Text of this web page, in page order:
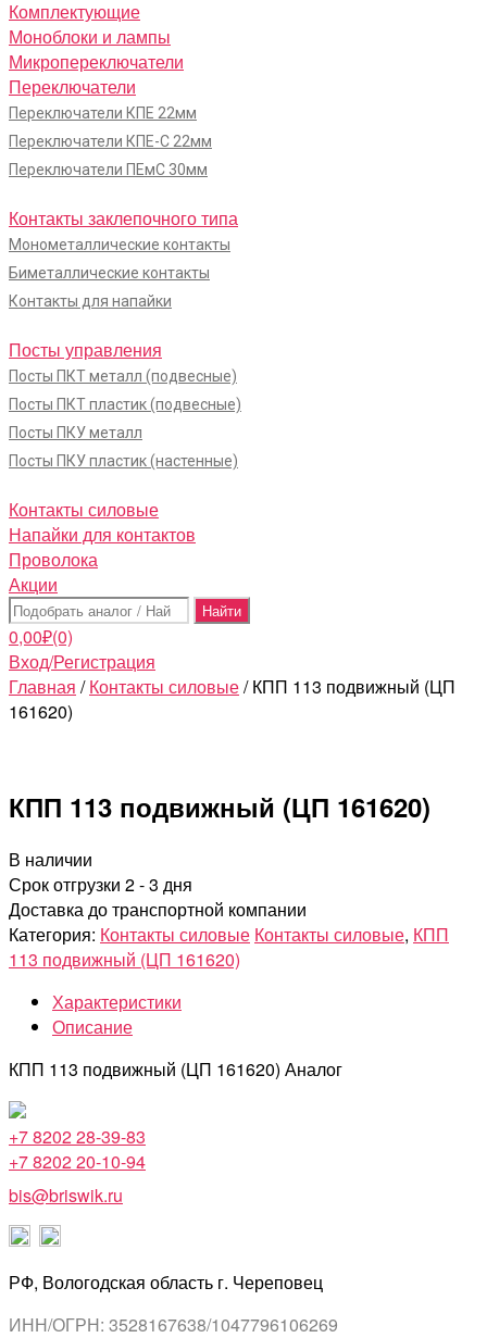
Комплектующие
Моноблоки и лампы
Микропереключатели
Переключатели
Переключатели КПЕ 22мм
Переключатели КПЕ-С 22мм
Переключатели ПЕмС 30мм
Контакты заклепочного типа
Монометаллические контакты
Биметаллические контакты
Контакты для напайки
Посты управления
Посты ПКТ металл (подвесные)
Посты ПКТ пластик (подвесные)
Посты ПКУ металл
Посты ПКУ пластик (настенные)
Контакты силовые
Напайки для контактов
Проволока
Акции
Поиск:
0,00₽(0)
Вход/Регистрация
Главная /Контакты силовые/ КПП 113 подвижный (ЦП
161620)
КПП 113 подвижный (ЦП 161620)
В наличии
Срок отгрузки 2 - 3 дня
Доставка до транспортной компании
Категория: Контакты силовые Контакты силовые, КПП
113 подвижный (ЦП 161620)
Характеристики
Описание
КПП 113 подвижный (ЦП 161620) Аналог
+7 8202 28-39-83
+7 8202 20-10-94
bis@briswik.ru
РФ, Вологодская область г. Череповец
ИНН/ОГРН: 3528167638/1047796106269